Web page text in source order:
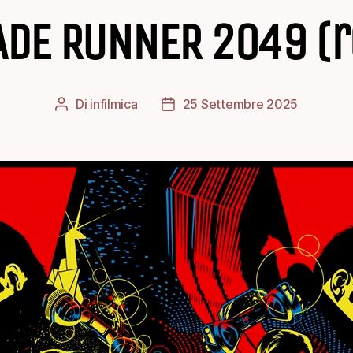
RUNNER 2049
Di infilmica 25 Settembre 2025